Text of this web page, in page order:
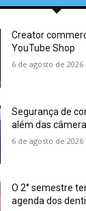
Creator
YouTube Shop
6 de agosto de 2026
Segurança de
além das
6 de agosto de 2026
O 2° semestre
agenda dos